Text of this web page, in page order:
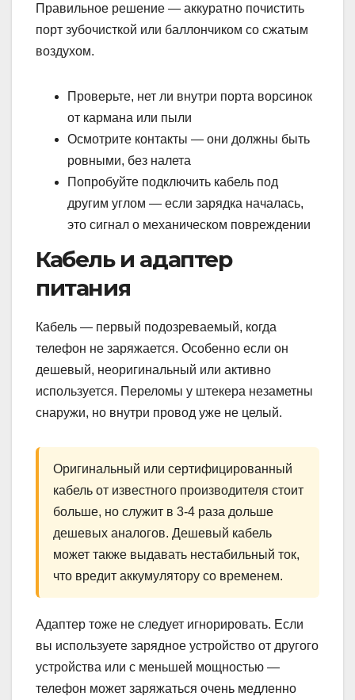
Правильное решение — аккуратно почистить
порт зубочисткой или баллончиком со сжатым
воздухом.
Проверьте, нет ли внутри порта ворсинок
от кармана или пыли
Осмотрите контакты — они должны быть
ровными, без налета
Попробуйте подключить кабель под
другим углом — если зарядка началась,
это сигнал о механическом повреждении
Кабель и адаптер
питания
Кабель — первый подозреваемый, когда
телефон не заряжается. Особенно если он
дешевый, неоригинальный или активно
используется. Переломы у штекера незаметны
снаружи, но внутри провод уже не целый.
Оригинальный или сертифицированный
кабель от известного производителя стоит
больше, но служит в 3-4 раза дольше
дешевых аналогов. Дешевый кабель
может также выдавать нестабильный ток,
что вредит аккумулятору со временем.
Адаптер тоже не следует игнорировать. Если
вы используете зарядное устройство от другого
устройства или с меньшей мощностью —
телефон может заряжаться очень медленно